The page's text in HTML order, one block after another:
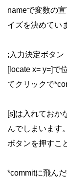
nameで変数の
イズを決めてい
;入力決定ボタ
[locate x= y=]で
てクリックで
[s]は入れておか
んでしまいます。
ボタンを押すこ
*commitに飛ん